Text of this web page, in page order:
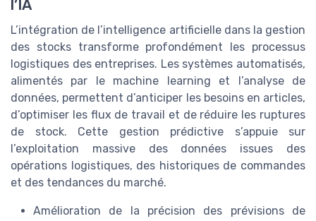
l’IA
L’intégration de l’intelligence artificielle dans la gestion
des stocks transforme profondément les processus
logistiques des entreprises. Les systèmes automatisés,
alimentés par le machine learning et l’analyse de
données, permettent d’anticiper les besoins en articles,
d’optimiser les flux de travail et de réduire les ruptures
de stock. Cette gestion prédictive s’appuie sur
l’exploitation massive des données issues des
opérations logistiques, des historiques de commandes
et des tendances du marché.
Amélioration de la précision des prévisions de